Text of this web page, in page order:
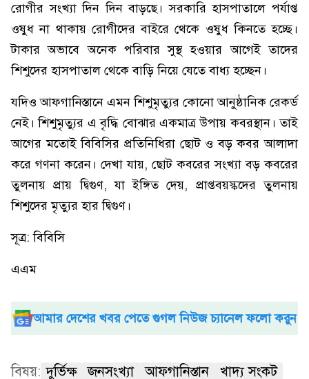
রোগীর সংখ্যা দিন দিন বাড়ছে। সরকারি হাসপাতালে পর্যাপ্ত
ওষুধ না থাকায় রোগীদের বাইরে থেকে ওষুধ কিনতে হচ্ছে।
টাকার অভাবে অনেক পরিবার সুস্থ হওয়ার আগেই তাদের
শিশুদের হাসপাতাল থেকে বাড়ি নিয়ে যেতে বাধ্য হচ্ছেন।
যদিও আফগানিস্তানে এমন শিশুমৃত্যুর কোনো আনুষ্ঠানিক রেকর্ড
নেই। শিশুমৃত্যুর এ বৃদ্ধি বোঝার একমাত্র উপায় কবরস্থান। তাই
আগের মতোই বিবিসির প্রতিনিধিরা ছোট ও বড় কবর আলাদা
করে গণনা করেন। দেখা যায়, ছোট কবরের সংখ্যা বড় কবরের
তুলনায় প্রায় দ্বিগুণ, যা ইঙ্গিত দেয়, প্রাপ্তবয়স্কদের তুলনায়
শিশুদের মৃত্যুর হার দ্বিগুণ।
সূত্র: বিবিসি
এএম
আমার দেশের খবর পেতে গুগল নিউজ চ্যানেল ফলো করুন
বিষয়: দুর্ভিক্ষ জনসংখ্যা আফগানিস্তান খাদ্য সংকট